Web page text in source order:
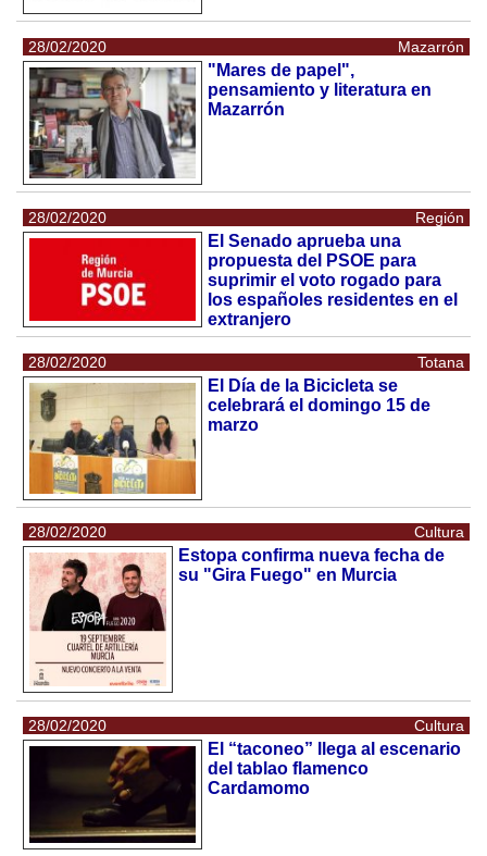
28/02/2020 Mazarrón
"Mares de papel",
pensamiento y literatura en
Mazarrón
28/02/2020 Región
El Senado aprueba una
propuesta del PSOE para
suprimir el voto rogado para
los españoles residentes en el
extranjero
28/02/2020 Totana
El Día de la Bicicleta se
celebrará el domingo 15 de
marzo
28/02/2020 Cultura
Estopa confirma nueva fecha de
su "Gira Fuego" en Murcia
28/02/2020 Cultura
El “taconeo” llega al escenario
del tablao flamenco
Cardamomo